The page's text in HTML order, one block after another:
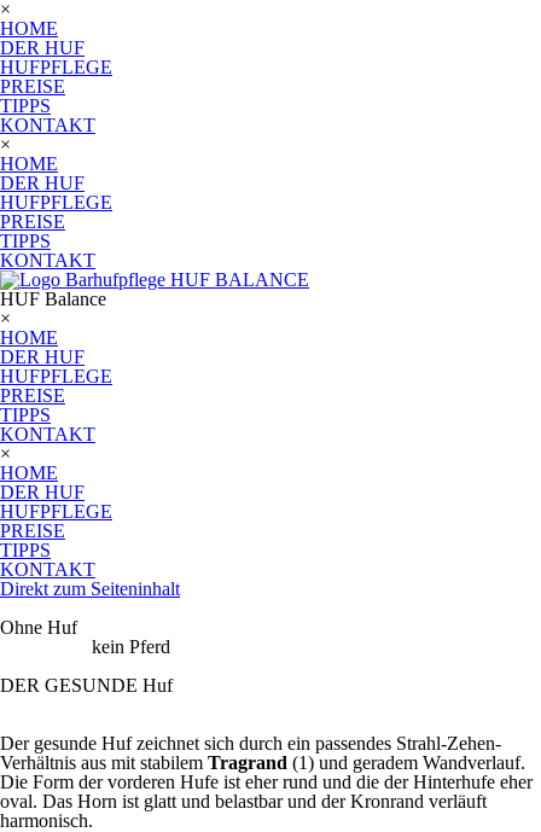
×
HOME
DER HUF
HUFPFLEGE
PREISE
TIPPS
KONTAKT
×
HOME
DER HUF
HUFPFLEGE
PREISE
TIPPS
KONTAKT
HUF Balance
×
HOME
DER HUF
HUFPFLEGE
PREISE
TIPPS
KONTAKT
×
HOME
DER HUF
HUFPFLEGE
PREISE
TIPPS
KONTAKT
Direkt zum Seiteninhalt
Ohne Huf
kein Pferd
DER GESUNDE Huf
Der gesunde Huf zeichnet sich durch ein passendes Strahl-Zehen-
Verhältnis aus mit stabilem Tragrand (1) und geradem Wandverlauf.
Die Form der vorderen Hufe ist eher rund und die der Hinterhufe eher
oval. Das Horn ist glatt und belastbar und der Kronrand verläuft
harmonisch.